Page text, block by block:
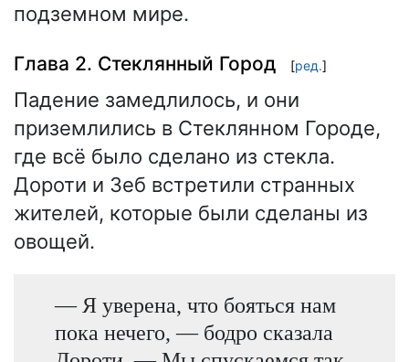
подземном мире.
Глава 2. Стеклянный Город [ред.]
Падение замедлилось, и они
приземлились в Стеклянном Городе,
где всё было сделано из стекла.
Дороти и Зеб встретили странных
жителей, которые были сделаны из
овощей.
— Я уверена, что бояться нам
пока нечего, — бодро сказала